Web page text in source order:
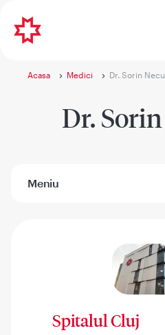
Acasa Medici Dr. Sorin
Dr.
Meniu
Spitalul Cluj